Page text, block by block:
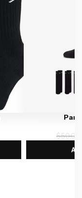
Par
$